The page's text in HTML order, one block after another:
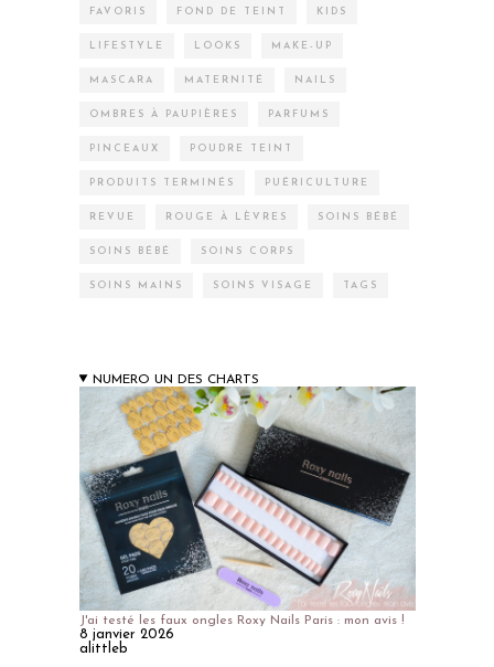
FAVORIS FOND DE TEINT KIDS
LIFESTYLE LOOKS MAKE-UP
MASCARA MATERNITÉ NAILS
OMBRES À PAUPIÈRES PARFUMS
PINCEAUX POUDRE TEINT
PRODUITS TERMINÉS PUÉRICULTURE
REVUE ROUGE À LÈVRES SOINS BÉBÉ
SOINS BÉBÉ SOINS CORPS
SOINS MAINS SOINS VISAGE TAGS
NUMERO UN DES CHARTS
J'ai testé les faux ongles Roxy Nails Paris : mon avis !
8 janvier 2026
alittleb